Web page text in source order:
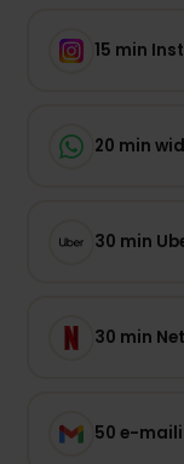
15 min
20 min
30 min
30 min
50 e-maili